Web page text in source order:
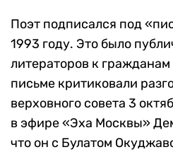
Поэт подписался под
1993 году. Это было
литераторов к
письме критиковали
верховного совета 3
в эфире «Эха Москвы»
что он с Булатом